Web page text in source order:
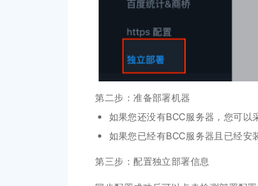
第二步：准备部署机器
如果您还没有BCC服务器，您可以
如果您已经有BCC服务器且已经安
第三步：配置独立部署信息